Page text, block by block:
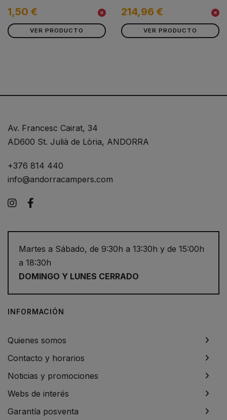
1,50 €
VER PRODUCTO
214,96 €
VER PRODUCTO
Av. Francesc Cairat, 34
AD600 St. Julià de Lòria, ANDORRA
+376 814 440
info@andorracampers.com
Instagram
Martes a Sábado, de 9:30h a 13:30h y de 15:00h
a 18:30h
DOMINGO Y LUNES CERRADO
INFORMACIÓN
Quienes somos
Contacto y horarios
Noticias y promociones
Webs de interés
Garantía posventa